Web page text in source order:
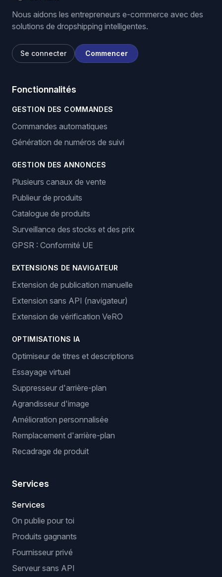
Nous aidons les entrepreneurs e-commerce avec des
solutions de dropshipping intelligentes.
Se connecter Commencer
Fonctionnalités
GESTION DES COMMANDES
Commandes automatiques
Génération de numéros de suivi
GESTION DES ANNONCES
Plusieurs canaux de vente
Publieur de produits
Catalogue de produits
Surveillance des stocks et des prix
GPSR : Conformité UE
EXTENSIONS DE NAVIGATEUR
Extension de publication manuelle
Extension sans API (navigateur)
Extension de vérification VeRO
OPTIMISATIONS IA
Optimiseur de titres et descriptions
Essayage virtuel
Suppresseur d'arrière-plan
Agrandisseur d'image
Amélioration personnalisée
Remplacement d'arrière-plan
Recadrage de produit
Services
Services
On publie pour toi
Produits gagnants
Fournisseur privé
Serveur sans API